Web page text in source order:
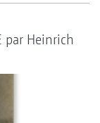
par Heinrich